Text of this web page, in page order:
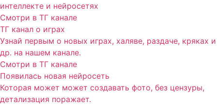
интеллекте и нейросетях
Смотри в ТГ канале
ТГ канал о играх
Узнай первым о новых играх, халяве, раздаче, кряках и
др. на нашем канале.
Смотри в ТГ канале
Появилась новая нейросеть
Которая может может создавать фото, без цензуры,
детализация поражает.